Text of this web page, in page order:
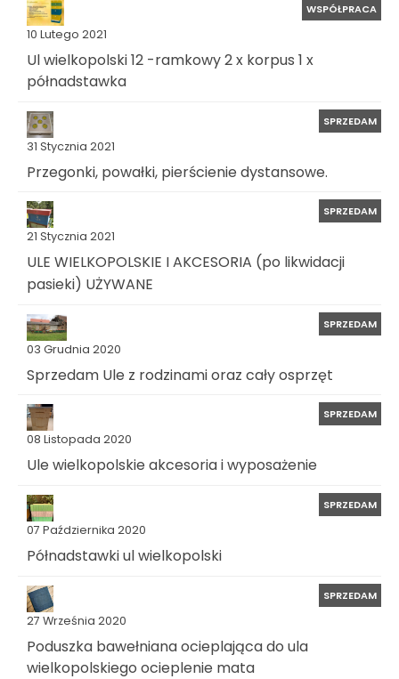
10 Lutego 2021
WSPÓŁPRACA
Ul wielkopolski 12 -ramkowy 2 x korpus 1 x
półnadstawka
31 Stycznia 2021
SPRZEDAM
Przegonki, powałki, pierścienie dystansowe.
21 Stycznia 2021
SPRZEDAM
ULE WIELKOPOLSKIE I AKCESORIA (po likwidacji
pasieki) UŻYWANE
03 Grudnia 2020
SPRZEDAM
Sprzedam Ule z rodzinami oraz cały osprzęt
08 Listopada 2020
SPRZEDAM
Ule wielkopolskie akcesoria i wyposażenie
07 Października 2020
SPRZEDAM
Półnadstawki ul wielkopolski
27 Września 2020
SPRZEDAM
Poduszka bawełniana ocieplająca do ula
wielkopolskiego ocieplenie mata